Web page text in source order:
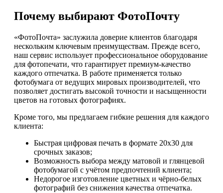
Почему выбирают ФотоПочту
«ФотоПочта» заслужила доверие клиентов благодаря
нескольким ключевым преимуществам. Прежде всего,
наш сервис использует профессиональное оборудование
для фотопечати, что гарантирует премиум-качество
каждого отпечатка. В работе применяется только
фотобумага от ведущих мировых производителей, что
позволяет достигать высокой точности и насыщенности
цветов на готовых фотографиях.
Кроме того, мы предлагаем гибкие решения для каждого
клиента:
Быстрая цифровая печать в формате 20х30 для
срочных заказов;
Возможность выбора между матовой и глянцевой
фотобумагой с учётом предпочтений клиента;
Недорогое изготовление цветных и чёрно-белых
фотографий без снижения качества отпечатка.